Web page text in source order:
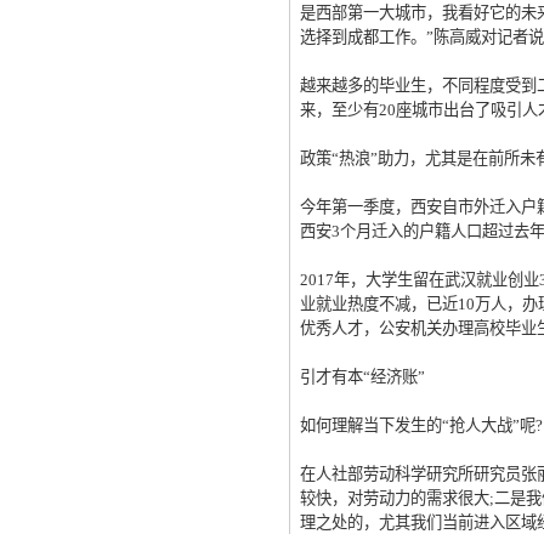
是西部第一大城市，我看好它的
选择到成都工作。”陈高威对记者
越来越多的毕业生，不同程度受
来，至少有20座城市出台了吸引
政策“热浪”助力，尤其是在前所
今年第一季度，西安自市外迁入户
西安3个月迁入的户籍人口超过去
2017年，大学生留在武汉就业创
业就业热度不减，已近10万人，
优秀人才，公安机关办理高校毕业
引才有本“经济账”
如何理解当下发生的“抢人大战”呢?
在人社部劳动科学研究所研究员
较快，对劳动力的需求很大;二是
理之处的，尤其我们当前进入区